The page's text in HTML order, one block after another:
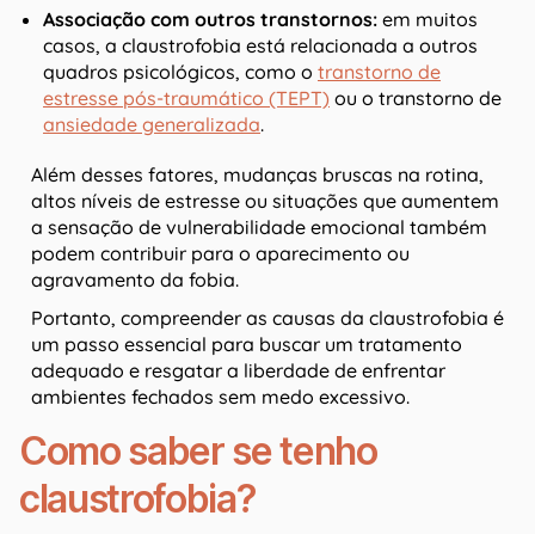
Associação com outros transtornos: em muitos
casos, a claustrofobia está relacionada a outros
quadros psicológicos, como o transtorno de
estresse pós-traumático (TEPT) ou o transtorno de
ansiedade generalizada.
Além desses fatores, mudanças bruscas na rotina,
altos níveis de estresse ou situações que aumentem
a sensação de vulnerabilidade emocional também
podem contribuir para o aparecimento ou
agravamento da fobia.
Portanto, compreender as causas da claustrofobia é
um passo essencial para buscar um tratamento
adequado e resgatar a liberdade de enfrentar
ambientes fechados sem medo excessivo.
Como saber se tenho
claustrofobia?